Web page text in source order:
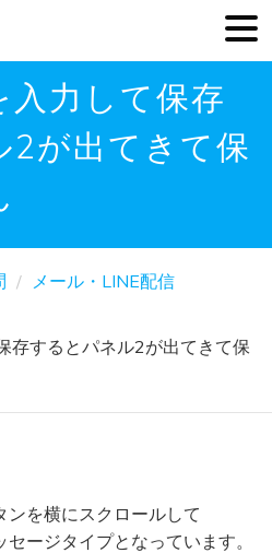
入力して保存
2が出てきて保
メール・LINE配信
存するとパネル2が出てきて保
ンを横にスクロールして
ージタイプとなっています。